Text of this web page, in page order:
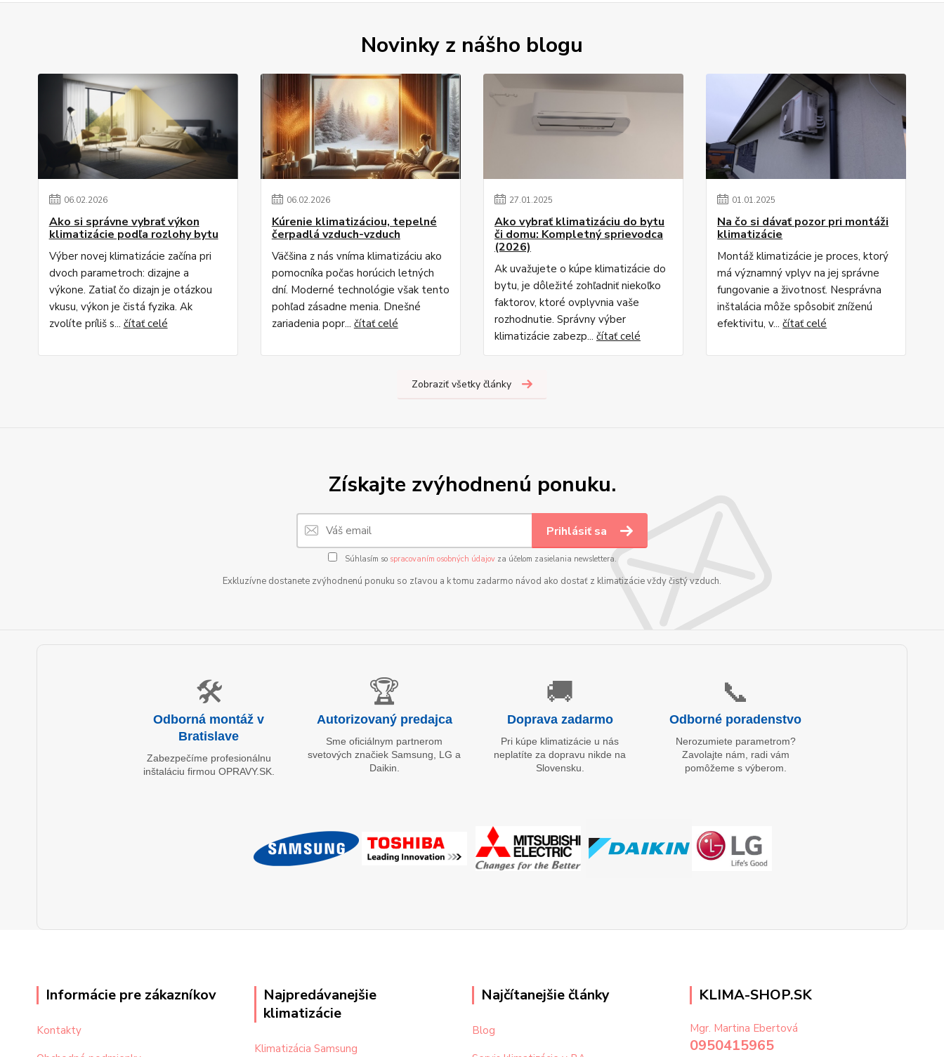
Novinky z nášho blogu
06.02.2026
Ako si správne vybrať výkon
klimatizácie podľa rozlohy bytu
Výber novej klimatizácie začína pri
dvoch parametroch: dizajne a
výkone. Zatiaľ čo dizajn je otázkou
vkusu, výkon je čistá fyzika. Ak
zvolíte príliš s... čítať celé
06.02.2026
Kúrenie klimatizáciou, tepelné
čerpadlá vzduch-vzduch
Väčšina z nás vníma klimatizáciu ako
pomocníka počas horúcich letných
dní. Moderné technológie však tento
pohľad zásadne menia. Dnešné
zariadenia popr... čítať celé
27.01.2025
Ako vybrať klimatizáciu do bytu
či domu: Kompletný sprievodca
(2026)
Ak uvažujete o kúpe klimatizácie do
bytu, je dôležité zohľadniť niekoľko
faktorov, ktoré ovplyvnia vaše
rozhodnutie. Správny výber
klimatizácie zabezp... čítať celé
01.01.2025
Na čo si dávať pozor pri montáži
klimatizácie
Montáž klimatizácie je proces, ktorý
má významný vplyv na jej správne
fungovanie a životnosť. Nesprávna
inštalácia môže spôsobiť zníženú
efektivitu, v...čítať celé
Zobraziť všetky články
Získajte zvýhodnenú ponuku.
Prihlásiť sa
Súhlasím so spracovaním osobných údajovza účelom zasielania newslettera.
Exkluzívne dostanete zvýhodnenú ponuku so zľavou a k tomu zadarmo návod ako dostať z klimatizácie vždy čistý vzduch.
🛠️
Odborná montáž v
Bratislave
Zabezpečíme profesionálnu
inštaláciu firmou OPRAVY.SK.
🏆
Autorizovaný predajca
Sme oficiálnym partnerom
svetových značiek Samsung, LG a
Daikin.
🚚
Doprava zadarmo
Pri kúpe klimatizácie u nás
neplatíte za dopravu nikde na
Slovensku.
📞
Odborné poradenstvo
Nerozumiete parametrom?
Zavolajte nám, radi vám
pomôžeme s výberom.
Informácie pre zákazníkov
Kontakty
Najpredávanejšie
klimatizácie
Klimatizácia Samsung
Najčítanejšie články
Blog
KLIMA-SHOP.SK
Mgr. Martina Ebertová
0950415965